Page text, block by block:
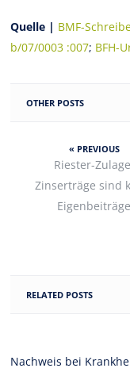
Quelle | BMF-
b/07/0003 :007; BFH-
OTHER POSTS
« PREVIOUS
Riester-
Zinserträge sind
Eigenbeiträge
RELATED POSTS
Nachweis bei